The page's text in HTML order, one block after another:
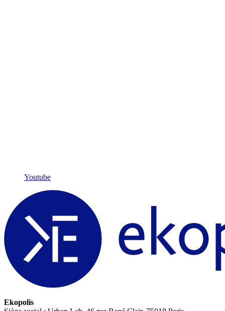
Youtube
Ekopolis